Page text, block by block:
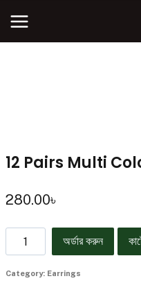
12 Pairs Multi
280.00৳
অর্ডার করুন
Category: Earrings